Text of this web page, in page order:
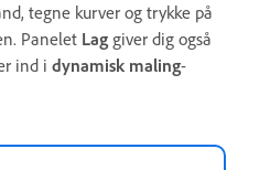
tegne kurver og trykke på
Panelet Lag giver dig også
ind i dynamisk maling-